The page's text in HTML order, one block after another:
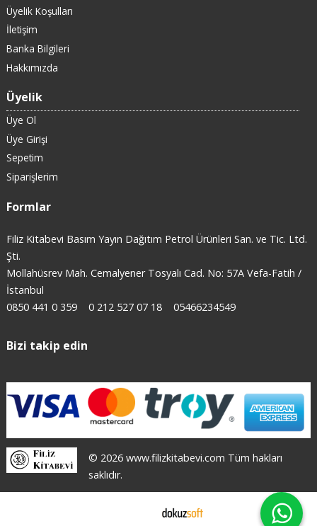
Üyelik Koşulları
İletişim
Banka Bilgileri
Hakkımızda
Üyelik
Üye Ol
Üye Girişi
Sepetim
Siparişlerim
Formlar
Filiz Kitabevi Basım Yayın Dağıtım Petrol Ürünleri San. ve Tic. Ltd.
Şti.
Mollahüsrev Mah. Cemalyener Tosyalı Cad. No: 57A Vefa-Fatih /
İstanbul
0850 441 0 359
0 212 527 07 18 05466234549
Bizi takip edin
© 2026 www.filizkitabevi.com Tüm hakları
saklıdır.